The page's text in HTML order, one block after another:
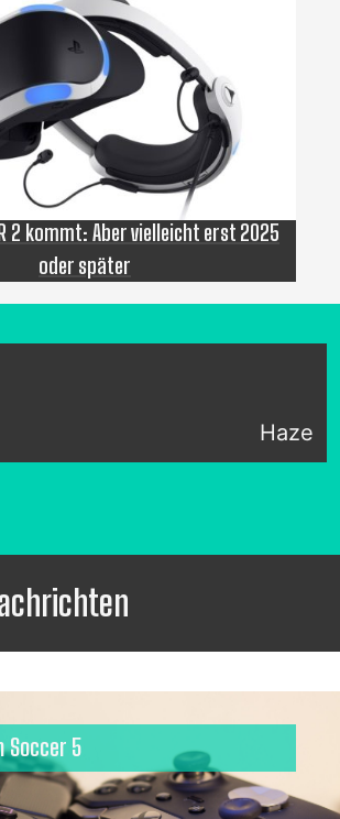
2 kommt: Aber vielleicht erst 2025
oder später
Haze
Soccer 5